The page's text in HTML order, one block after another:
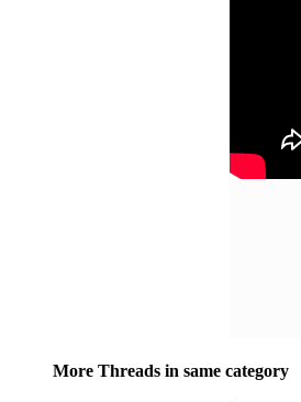
More Threads in same category